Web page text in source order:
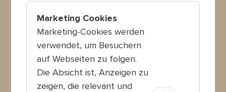
Marketing Cookies
Marketing-Cookies werden
verwendet, um Besuchern
auf Webseiten zu folgen.
Die Absicht ist, Anzeigen zu
zeigen, die relevant und